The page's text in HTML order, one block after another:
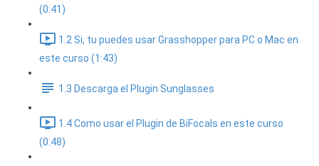
(0:41)
1.2 Si, tu puedes usar Grasshopper para PC o Mac en
este curso (1:43)
1.3 Descarga el Plugin Sunglasses
1.4 Como usar el Plugin de BiFocals en este curso
(0:48)